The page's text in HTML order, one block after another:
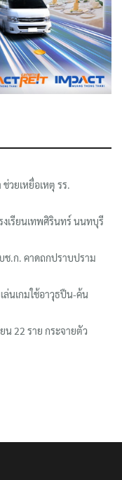
วยเหยื่อเหตุ รร.
งเรียนเทพศิรินทร์ นนทบุรี
ช.ก. คาดถกปราบปราม
ล่นเกมใช้อาวุธปืน-ค้น
น 22 ราย กระจายตัว